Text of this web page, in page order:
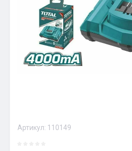
Артикул: 110149